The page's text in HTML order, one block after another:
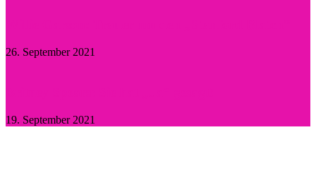
26. September 2021
19. September 2021